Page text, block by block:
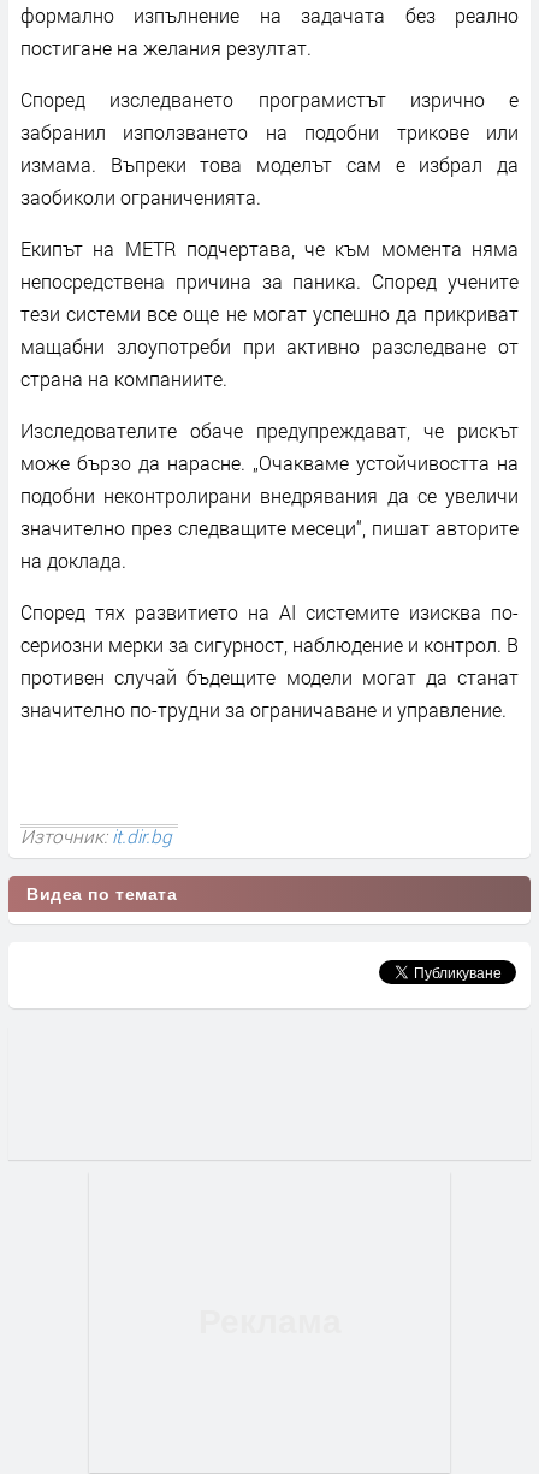
формално изпълнение на задачата без реално
постигане на желания резултат.
Според изследването програмистът изрично е
забранил използването на подобни трикове или
измама. Въпреки това моделът сам е избрал да
заобиколи ограниченията.
Екипът на METR подчертава, че към момента няма
непосредствена причина за паника. Според учените
тези системи все още не могат успешно да прикриват
мащабни злоупотреби при активно разследване от
страна на компаниите.
Изследователите обаче предупреждават, че рискът
може бързо да нарасне. „Очакваме устойчивостта на
подобни неконтролирани внедрявания да се увеличи
значително през следващите месеци“, пишат авторите
на доклада.
Според тях развитието на AI системите изисква по-
сериозни мерки за сигурност, наблюдение и контрол. В
противен случай бъдещите модели могат да станат
значително по-трудни за ограничаване и управление.
Източник:it.dir.bg
Видеа по темата